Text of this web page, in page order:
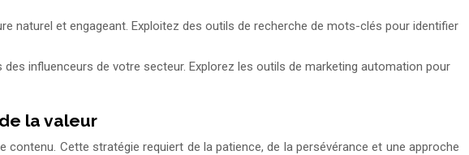
naturel et engageant. Exploitez des outils de recherche de mots-clés pour identifier
influenceurs de votre secteur. Explorez les outils de marketing automation pour
la valeur
Cette stratégie requiert de la patience, de la persévérance et une approche